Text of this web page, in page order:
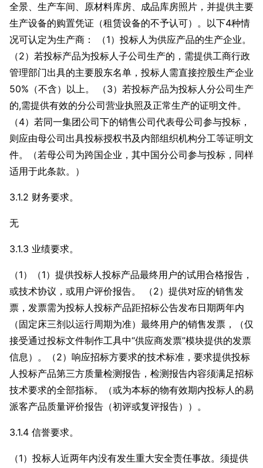
全景、生产车间、原材料库房、成品库房照片，并提供主要
生产设备的购置凭证（租赁设备的不予认可）。以下4种情
况可认定为生产商： （1）投标人为供应产品的生产企业。
（2）若投标产品为投标人子公司生产的，需提供工商行政
管理部门出具的主要股东名单，投标人需直接控股生产企业
50%（不含）以上。 （3）若投标产品为投标人分公司生产
的,需提供有效的分公司营业执照及正常生产的证明文件。
（4）若同一集团公司下的销售公司代表母公司参与投标，
则应由母公司出具投标授权书及内部组织机构分工等证明文
件。（若母公司为跨国企业，其中国分公司参与投标，同样
适用于此条款。）
3.1.2 财务要求。
无
3.1.3 业绩要求。
（1）（1）提供投标人投标产品最终用户的试用合格报告，
或技术协议，或用户评价报告。 （2）提供对应的销售发
票，发票需为投标人投标产品距招标公告发布日期两年内
（固定床三剂以运行周期为准）最终用户的销售发票，（仅
接受通过投标文件制作工具中“供应商发票”模块提供的发票
信息）。（2）响应招标方要求的技术标准，要求提供投标
人投标产品第三方质量检测报告，检测报告内容须满足招标
技术要求的全部指标。（或为本标的物有效期内投标人的易
派客产品质量评价报告（初评或复评报告））。
3.1.4 信誉要求。
（1）投标人近两年内没有发生重大安全责任事故。须提供